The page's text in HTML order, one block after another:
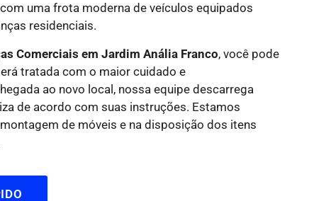
uma frota moderna de veículos equipados
residenciais.
Comerciais em Jardim Anália Franco, você pode
tratada com o maior cuidado e
ao novo local, nossa equipe descarrega
de acordo com suas instruções. Estamos
de móveis e na disposição dos itens